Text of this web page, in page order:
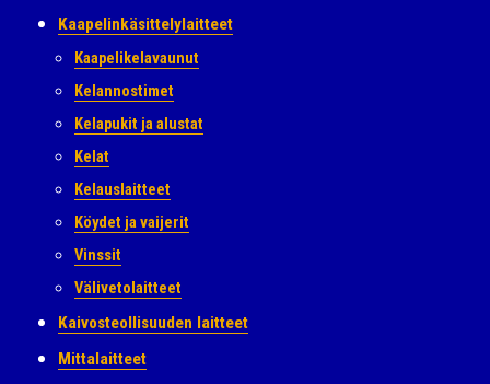
Kaapelinkäsittelylaitteet
Kaapelikelavaunut
Kelannostimet
Kelapukit ja alustat
Kelat
Kelauslaitteet
Köydet ja vaijerit
Vinssit
Välivetolaitteet
Kaivosteollisuuden laitteet
Mittalaitteet